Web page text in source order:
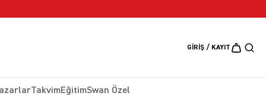
GIRIŞ / KAYIT
TakvimEğitimSwan Özel